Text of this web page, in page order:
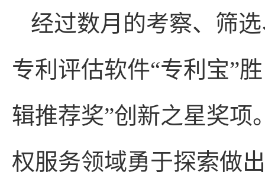
经过数月的考察、筛
专利评估软件“专利宝”
辑推荐奖”创新之星奖项
权服务领域勇于探索做